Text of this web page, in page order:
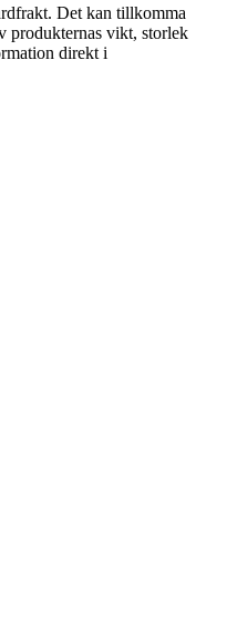
Det kan tillkomma
produkternas vikt, storlek
direkt i